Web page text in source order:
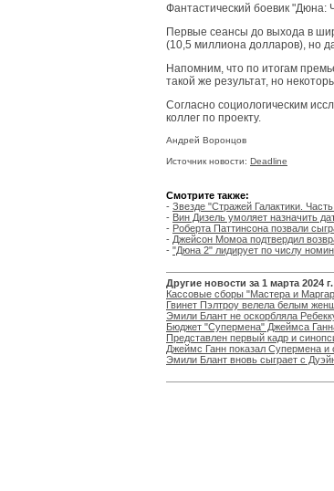
Фантастический боевик "Дюна:
Первые сеансы до выхода в
(10,5 миллиона долларов), но
Напомним, что по итогам
такой же результат, но
Согласно социологическим
коллег по проекту.
Андрей Воронцов
Источник новости: Deadline
Смотрите также:
- Звезде "Стражей Галактики.
- Вин Дизель умоляет назначить
- Роберта Паттинсона позвали
- Джейсон Момоа подтвердил
- "Дюна 2" лидирует по числу
Другие новости за 1 марта 2024 г.
Кассовые сборы "Мастера и
Гвинет Пэлтроу велела белым
Эмили Блант не оскорбляла
Бюджет "Супермена" Джеймса
Представлен первый кадр и
Джеймс Ганн показал Супермена
Эмили Блант вновь сыграет с